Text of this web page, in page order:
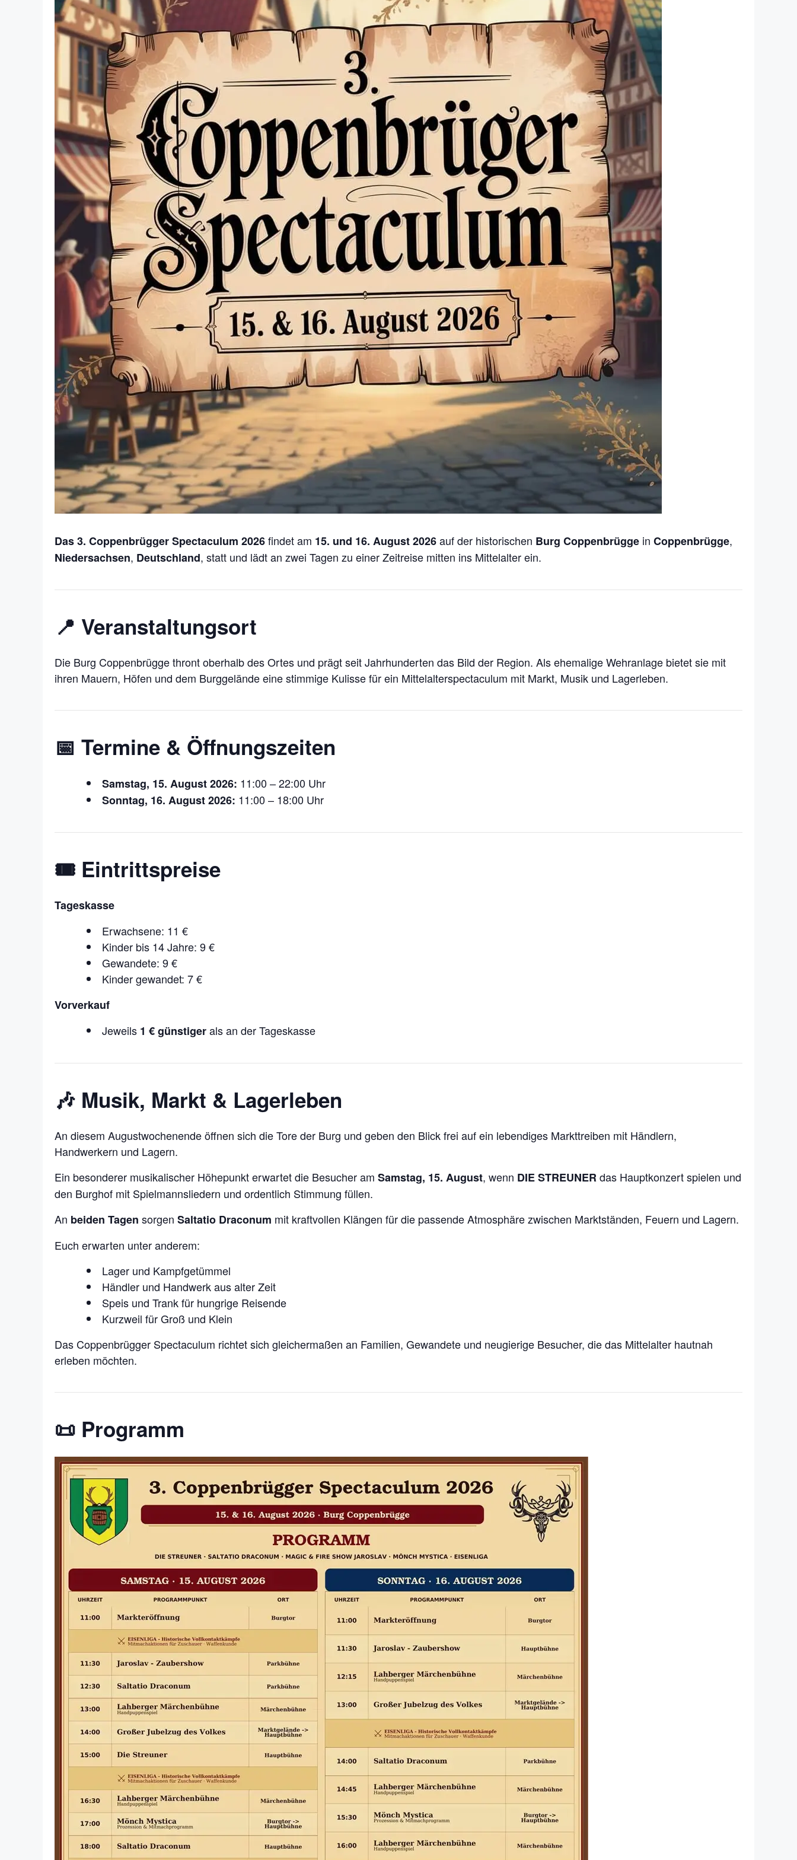
Das 3. Coppenbrügger Spectaculum 2026findet am 15. und 16. August 2026auf der historischen Burg Coppenbrügge in Coppenbrügge,
Niedersachsen, Deutschland, statt und lädt an zwei Tagen zu einer Zeitreise mitten ins Mittelalter ein.
📍 Veranstaltungsort
Die Burg Coppenbrügge thront oberhalb des Ortes und prägt seit Jahrhunderten das Bild der Region. Als ehemalige Wehranlage bietet sie mit
ihren Mauern, Höfen und dem Burggelände eine stimmige Kulisse für ein Mittelalterspectaculum mit Markt, Musik und Lagerleben.
📅 Termine & Öffnungszeiten
Samstag, 15. August 2026: 11:00 – 22:00 Uhr
Sonntag, 16. August 2026: 11:00 – 18:00 Uhr
🎟️ Eintrittspreise
Tageskasse
Erwachsene: 11 €
Kinder bis 14 Jahre: 9 €
Gewandete: 9 €
Kinder gewandet: 7 €
Vorverkauf
Jeweils 1 € günstigerals an der Tageskasse
🎶 Musik, Markt & Lagerleben
An diesem Augustwochenende öffnen sich die Tore der Burg und geben den Blick frei auf ein lebendiges Markttreiben mit Händlern,
Handwerkern und Lagern.
Ein besonderer musikalischer Höhepunkt erwartet die Besucher am Samstag, 15. August, wenn DIE STREUNERdas Hauptkonzert spielen und
den Burghof mit Spielmannsliedern und ordentlich Stimmung füllen.
An beiden Tagen sorgen Saltatio Draconum mit kraftvollen Klängen für die passende Atmosphäre zwischen Marktständen, Feuern und Lagern.
Euch erwarten unter anderem:
Lager und Kampfgetümmel
Händler und Handwerk aus alter Zeit
Speis und Trank für hungrige Reisende
Kurzweil für Groß und Klein
Das Coppenbrügger Spectaculum richtet sich gleichermaßen an Familien, Gewandete und neugierige Besucher, die das Mittelalter hautnah
erleben möchten.
📜 Programm